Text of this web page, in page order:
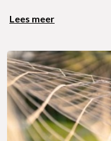
Lees meer